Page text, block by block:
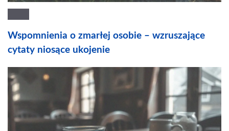
Wspomnienia o zmarłej osobie – wzruszające
cytaty niosące ukojenie